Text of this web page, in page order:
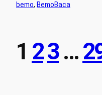
bemo, BemoBaca
1 23 …